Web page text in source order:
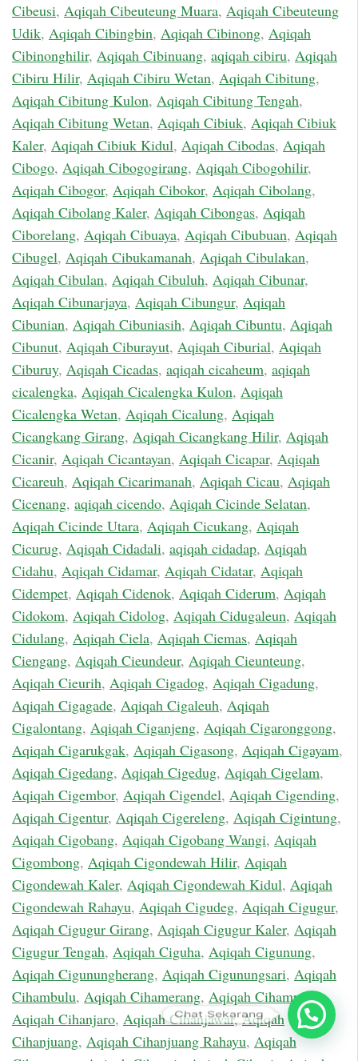
Cibeusi, Aqiqah Cibeuteung Muara, Aqiqah Cibeuteung
Udik, Aqiqah Cibingbin, Aqiqah Cibinong, Aqiqah
Cibinonghilir, Aqiqah Cibinuang, aqiqah cibiru, Aqiqah
Cibiru Hilir, Aqiqah Cibiru Wetan, Aqiqah Cibitung,
Aqiqah Cibitung Kulon, Aqiqah Cibitung Tengah,
Aqiqah Cibitung Wetan, Aqiqah Cibiuk, Aqiqah Cibiuk
Kaler, Aqiqah Cibiuk Kidul, Aqiqah Cibodas, Aqiqah
Cibogo, Aqiqah Cibogogirang, Aqiqah Cibogohilir,
Aqiqah Cibogor, Aqiqah Cibokor, Aqiqah Cibolang,
Aqiqah Cibolang Kaler, Aqiqah Cibongas, Aqiqah
Ciborelang, Aqiqah Cibuaya, Aqiqah Cibubuan, Aqiqah
Cibugel, Aqiqah Cibukamanah, Aqiqah Cibulakan,
Aqiqah Cibulan, Aqiqah Cibuluh, Aqiqah Cibunar,
Aqiqah Cibunarjaya, Aqiqah Cibungur, Aqiqah
Cibunian, Aqiqah Cibuniasih, Aqiqah Cibuntu, Aqiqah
Cibunut, Aqiqah Ciburayut, Aqiqah Ciburial, Aqiqah
Ciburuy, Aqiqah Cicadas, aqiqah cicaheum, aqiqah
cicalengka, Aqiqah Cicalengka Kulon, Aqiqah
Cicalengka Wetan, Aqiqah Cicalung, Aqiqah
Cicangkang Girang, Aqiqah Cicangkang Hilir, Aqiqah
Cicanir, Aqiqah Cicantayan, Aqiqah Cicapar, Aqiqah
Cicareuh, Aqiqah Cicarimanah, Aqiqah Cicau, Aqiqah
Cicenang, aqiqah cicendo, Aqiqah Cicinde Selatan,
Aqiqah Cicinde Utara, Aqiqah Cicukang, Aqiqah
Cicurug, Aqiqah Cidadali, aqiqah cidadap, Aqiqah
Cidahu, Aqiqah Cidamar, Aqiqah Cidatar, Aqiqah
Cidempet, Aqiqah Cidenok, Aqiqah Ciderum, Aqiqah
Cidokom, Aqiqah Cidolog, Aqiqah Cidugaleun, Aqiqah
Cidulang, Aqiqah Ciela, Aqiqah Ciemas, Aqiqah
Ciengang, Aqiqah Cieundeur, Aqiqah Cieunteung,
Aqiqah Cieurih, Aqiqah Cigadog, Aqiqah Cigadung,
Aqiqah Cigagade, Aqiqah Cigaleuh, Aqiqah
Cigalontang, Aqiqah Ciganjeng, Aqiqah Cigaronggong,
Aqiqah Cigarukgak, Aqiqah Cigasong, Aqiqah Cigayam,
Aqiqah Cigedang, Aqiqah Cigedug, Aqiqah Cigelam,
Aqiqah Cigembor, Aqiqah Cigendel, Aqiqah Cigending,
Aqiqah Cigentur, Aqiqah Cigereleng, Aqiqah Cigintung,
Aqiqah Cigobang, Aqiqah Cigobang Wangi, Aqiqah
Cigombong, Aqiqah Cigondewah Hilir, Aqiqah
Cigondewah Kaler, Aqiqah Cigondewah Kidul, Aqiqah
Cigondewah Rahayu, Aqiqah Cigudeg, Aqiqah Cigugur,
Aqiqah Cigugur Girang, Aqiqah Cigugur Kaler, Aqiqah
Cigugur Tengah, Aqiqah Ciguha, Aqiqah Cigunung,
Aqiqah Cigunungherang, Aqiqah Cigunungsari, Aqiqah
Cihambulu, Aqiqah Cihamerang, Aqiqah Cihampelas,
Aqiqah Cihanjaro, Aqiqah Cihanjawar,Aqiqah
Cihanjuang, Aqiqah Cihanjuang Rahayu, Aqiqah
Chat Sekarang